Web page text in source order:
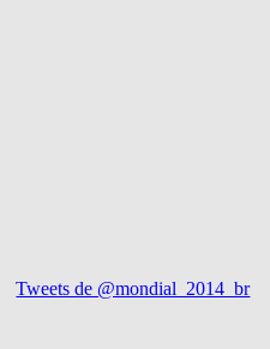
Tweets de @mondial_2014_br